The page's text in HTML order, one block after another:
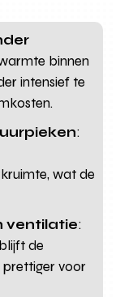
binnen
intensief te
:
wat de
ventilatie:
de
voor